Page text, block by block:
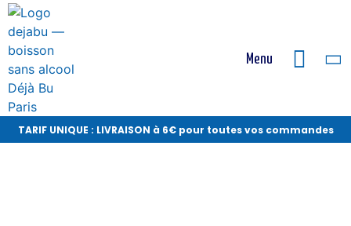
Menu
TARIF UNIQUE : LIVRAISON à 6€ pour toutes vos commandes